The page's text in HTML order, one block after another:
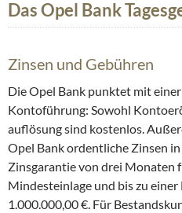
Das Opel Bank
Zinsen und Gebühren
Die Opel Bank punktet mit
Kontoführung: Sowohl
auflösung sind kostenlos.
Opel Bank ordentliche Zinsen
Zinsgarantie von drei Monaten
Mindesteinlage und bis zu
1.000.000,00 €. Für